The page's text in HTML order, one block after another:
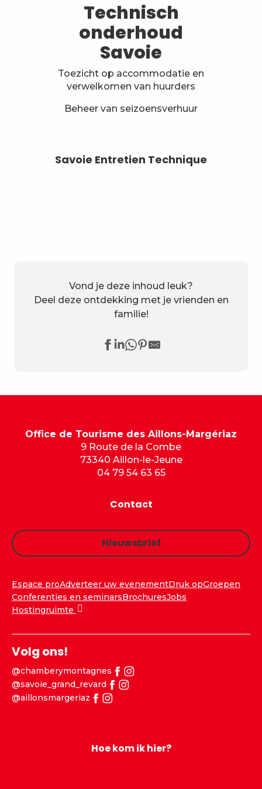
Technisch
onderhoud
Savoie
Toezicht op accommodatie en
verwelkomen van huurders
Beheer van seizoensverhuur
Savoie Entretien Technique
Vond je deze inhoud leuk?
Deel deze ontdekking met je vrienden en
familie!
Office de Tourisme des Aillons-Margériaz
9 Route de la Combe
73340 Aillon-le-Jeune
04 79 54 63 65
Contact
Nieuwsbrief
Espace proAdverteer uw evenementDruk opGroepen
Conferenties en seminarsBrochuresJobs
Hostingruimte
Volg ons!
@chamberymontagnes
@savoie_grand_revard
@aillonsmargeriaz
Hoe kom ik hier?